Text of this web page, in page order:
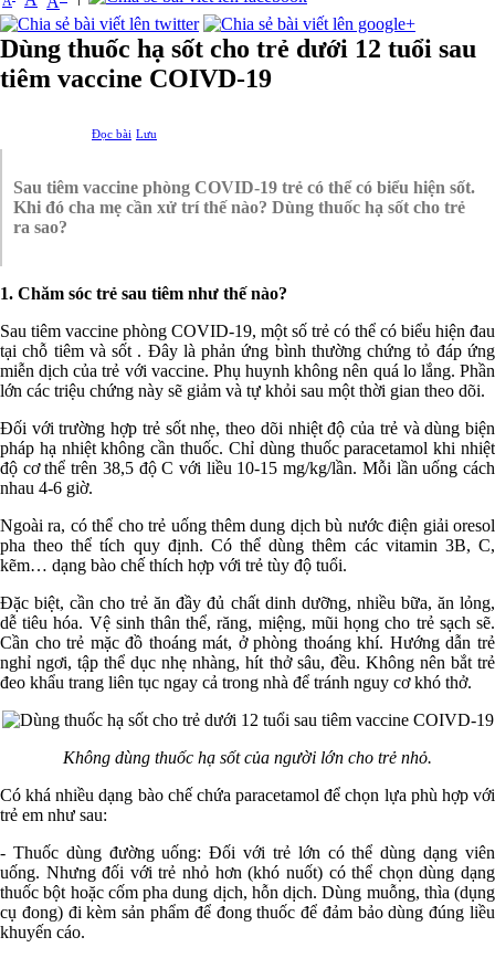
Dùng thuốc hạ sốt cho trẻ dưới 12 tuổi sau
tiêm vaccine COIVD-19
Đọc bài Lưu
Sau tiêm vaccine phòng COVID-19 trẻ có thể có biểu hiện sốt.
Khi đó cha mẹ cần xử trí thế nào? Dùng thuốc hạ sốt cho trẻ
ra sao?
1. Chăm sóc trẻ sau tiêm như thế nào?
Sau tiêm vaccine phòng COVID-19, một số trẻ có thể có biểu hiện đau
tại chỗ tiêm và sốt . Đây là phản ứng bình thường chứng tỏ đáp ứng
miễn dịch của trẻ với vaccine. Phụ huynh không nên quá lo lắng. Phần
lớn các triệu chứng này sẽ giảm và tự khỏi sau một thời gian theo dõi.
Đối với trường hợp trẻ sốt nhẹ, theo dõi nhiệt độ của trẻ và dùng biện
pháp hạ nhiệt không cần thuốc. Chỉ dùng thuốc paracetamol khi nhiệt
độ cơ thể trên 38,5 độ C với liều 10-15 mg/kg/lần. Mỗi lần uống cách
nhau 4-6 giờ.
Ngoài ra, có thể cho trẻ uống thêm dung dịch bù nước điện giải oresol
pha theo thể tích quy định. Có thể dùng thêm các vitamin 3B, C,
kẽm… dạng bào chế thích hợp với trẻ tùy độ tuổi.
Đặc biệt, cần cho trẻ ăn đầy đủ chất dinh dưỡng, nhiều bữa, ăn lỏng,
dễ tiêu hóa. Vệ sinh thân thể, răng, miệng, mũi họng cho trẻ sạch sẽ.
Cần cho trẻ mặc đồ thoáng mát, ở phòng thoáng khí. Hướng dẫn trẻ
nghỉ ngơi, tập thể dục nhẹ nhàng, hít thở sâu, đều. Không nên bắt trẻ
đeo khẩu trang liên tục ngay cả trong nhà để tránh nguy cơ khó thở.
Không dùng thuốc hạ sốt của người lớn cho trẻ nhỏ.
Có khá nhiều dạng bào chế chứa paracetamol để chọn lựa phù hợp với
trẻ em như sau:
- Thuốc dùng đường uống: Đối với trẻ lớn có thể dùng dạng viên
uống. Nhưng đối với trẻ nhỏ hơn (khó nuốt) có thể chọn dùng dạng
thuốc bột hoặc cốm pha dung dịch, hỗn dịch. Dùng muỗng, thìa (dụng
cụ đong) đi kèm sản phẩm để đong thuốc để đảm bảo dùng đúng liều
khuyến cáo.